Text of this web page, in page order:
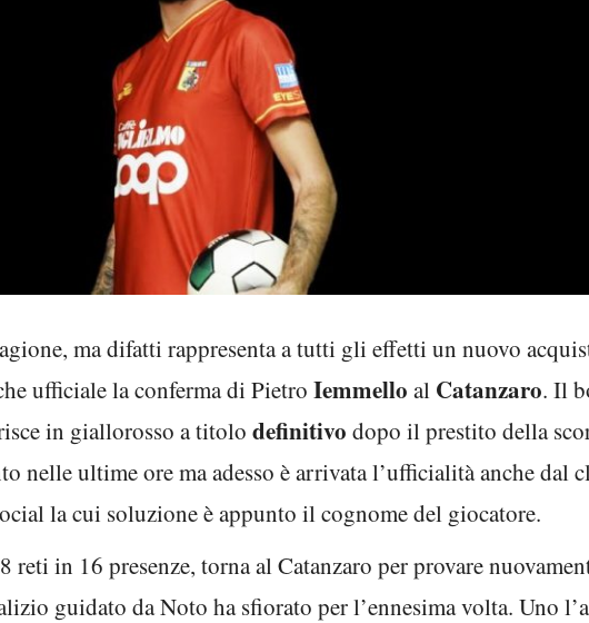
ma difatti rappresenta a tutti gli effetti un nuovo
ufficiale la conferma di Pietro Iemmello al Catanzaro. Il
in giallorosso a titolo definitivo dopo il prestito della
nelle ultime ore ma adesso è arrivata l’ufficialità anche dal
la cui soluzione è appunto il cognome del giocatore.
reti in 16 presenze, torna al Catanzaro per provare
guidato da Noto ha sfiorato per l’ennesima volta. Uno